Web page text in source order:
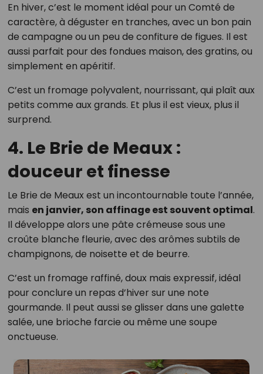
En hiver, c’est le moment idéal pour un Comté de
caractère, à déguster en tranches, avec un bon pain
de campagne ou un peu de confiture de figues. Il est
aussi parfait pour des fondues maison, des gratins, ou
simplement en apéritif.
C’est un fromage polyvalent, nourrissant, qui plaît aux
petits comme aux grands. Et plus il est vieux, plus il
surprend.
4. Le Brie de Meaux :
douceur et finesse
Le Brie de Meaux est un incontournable toute l’année,
mais en janvier, son affinage est souvent optimal.
Il développe alors une pâte crémeuse sous une
croûte blanche fleurie, avec des arômes subtils de
champignons, de noisette et de beurre.
C’est un fromage raffiné, doux mais expressif, idéal
pour conclure un repas d’hiver sur une note
gourmande. Il peut aussi se glisser dans une galette
salée, une brioche farcie ou même une soupe
onctueuse.